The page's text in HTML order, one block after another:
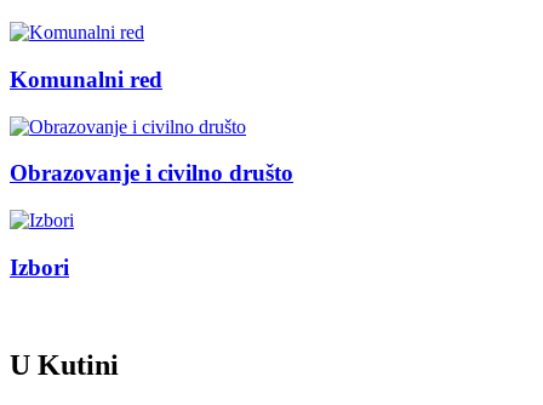
Komunalni red
Obrazovanje i civilno društo
Izbori
U Kutini